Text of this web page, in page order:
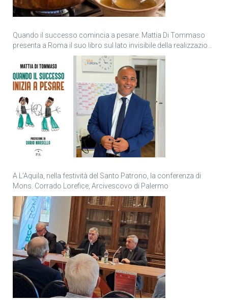
Quando il successo comincia a pesare: Mattia Di Tommaso
presenta a Roma il suo libro sul lato invisibile della realizzazione
A L’Aquila, nella festività del Santo Patrono, la conferenza di
Mons. Corrado Lorefice, Arcivescovo di Palermo